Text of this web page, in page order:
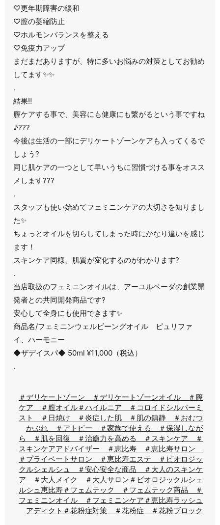
♡更年期障害の緩和
♡膣の萎縮防止
♡ホルモンバランスを整える
♡免疫力アップ
まだまだありますが、特に多いお悩みの対策としてお勧め
してます✨✨
.
結果‼️
膣ケアする事で、美容にも健康にも繋がるという事ですね
♪???
今後は生活の一部にデリケートゾーンケアも入ってくるで
しょう?
同じ肌ケアの一つとして早いうちに習慣づける事をオスス
メします???
.
スタッフも使い始めてフェミニンケアの大切さを知りまし
た✨
ちょっとオイルを切らしてしまった時にかなり違いを感じ
ます！
スキンケア同様、肌質が変化するのがわかります?
.
当店取扱のフェミニンオイルは、アーユルベーダの創業開
発者との共同開発商品です?
安心して全身にも使用できます✨
商品名/フェミニンウェルビーングオイル ピュリファ
イ、ハーモニー
◆ザデイスパ◆ 50ml ¥11,000（税込）
.
＃デリケートゾーン ＃デリケートゾーンオイル ＃膣
ケア ＃膣オイル＃ハイルニア ＃コロイドシルバーミ
スト ＃日焼け ＃炎症した肌 ＃肌の鎮静 ＃おむつ
かぶれ ＃アトピー ＃家族で使える ＃保湿しなが
ら ＃肌を回復 ＃治癒力を高める ＃スキンケア ＃
スキンケアアドバイザー ＃恵比寿 ＃恵比寿サロン
＃プライベートサロン ＃恵比寿エステ ＃ビオロジッ
クルシェルシュ ＃安心安全な商品 ＃大人のスキンケ
ア ＃大人メイク ＃大人サロン ＃ビオロジックルシェ
ルシュ恵比寿＃フェムテック ＃フェムテック商品 ＃
フェミニンオイル ＃フェミニンケア ＃恵比寿ラッシュ
アディクト ＃花粉症対策 ＃花粉症 ＃花粉ブロック